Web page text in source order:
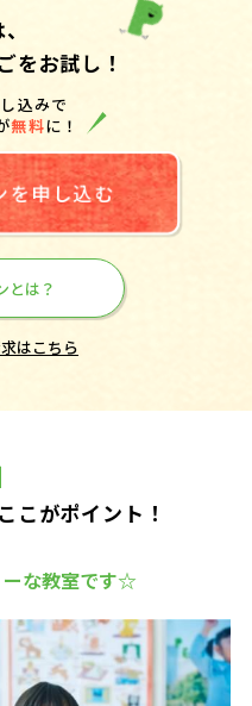
をお試し！
込みで
無料に！
を申し込む
とは？
はこちら
こがポイント！
ーな教室です☆